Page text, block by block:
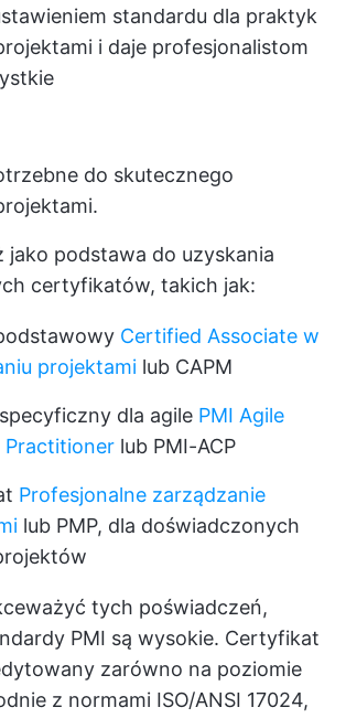
standardu dla praktyk
i daje profesjonalistom
do skutecznego
jako podstawa do uzyskania
certyfikatów, takich jak:
Certified Associate w
projektami lub CAPM
dla agile PMI Agile
Practitioner lub PMI-ACP
Profesjonalne zarządzanie
lub PMP, dla doświadczonych
tych poświadczeń,
PMI są wysokie. Certyfikat
zarówno na poziomie
z normami ISO/ANSI 17024,